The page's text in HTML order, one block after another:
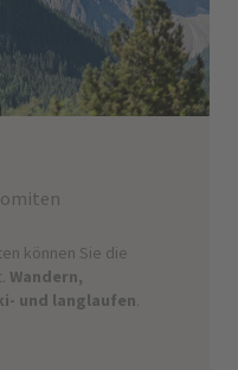
können Sie die
Wandern,
und langlaufen